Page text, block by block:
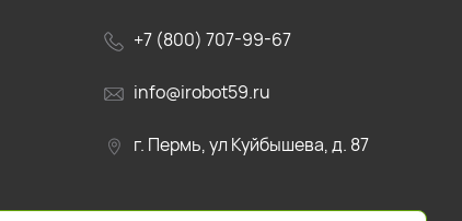
+7 (800) 707-99-67
info@irobot59.ru
г. Пермь, ул Куйбышева, д. 87